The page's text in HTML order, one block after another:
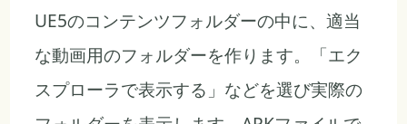
UE5のコンテンツフォルダーの中に、適当
な動画用のフォルダーを作ります。「エク
スプローラで表示する」などを選び実際の